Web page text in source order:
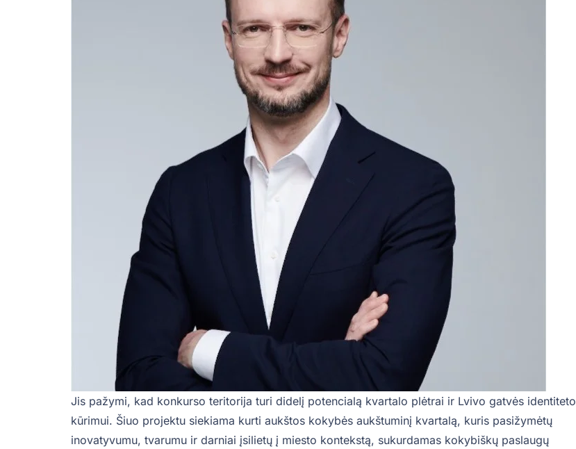
Jis pažymi, kad konkurso teritorija turi didelį potencialą kvartalo plėtrai ir Lvivo gatvės identiteto
kūrimui. Šiuo projektu siekiama kurti aukštos kokybės aukštuminį kvartalą, kuris pasižymėtų
inovatyvumu, tvarumu ir darniai įsilietų į miesto kontekstą, sukurdamas kokybiškų paslaugų